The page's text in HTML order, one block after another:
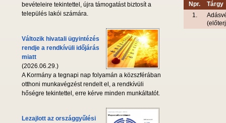
bevételeire tekintettel, újra támogatást biztosít a
település lakói számára.
Változik hivatali ügyintézés
rendje a rendkívüli időjárás
miatt
(2026.06.29.)
A Kormány a tegnapi nap folyamán a közszférában
otthoni munkavégzést rendelt el, a rendkívüli
hőségre tekintettel, erre kérve minden munkáltatót.
Lezajlott az országgyűlési
Npr.
Tárgy
1.